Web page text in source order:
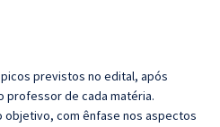
previstos no edital, após
professor de cada matéria.
objetivo, com ênfase nos aspectos